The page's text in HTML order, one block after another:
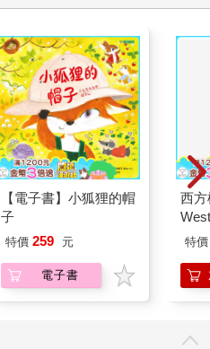
【電子書】小狐狸的帽
子
特價 259 元
電子書
西
BD
特價